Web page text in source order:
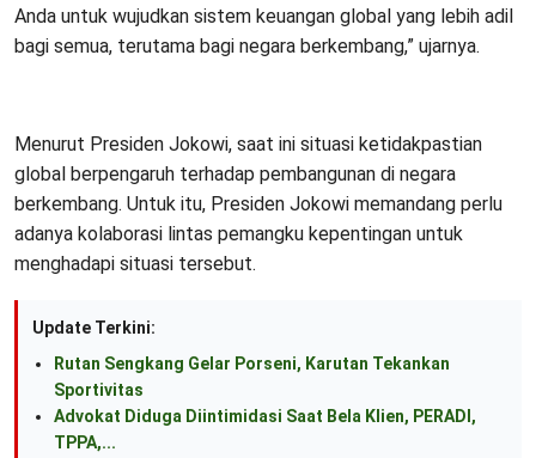
Anda untuk wujudkan sistem keuangan global yang lebih adil
bagi semua, terutama bagi negara berkembang,” ujarnya.
Menurut Presiden Jokowi, saat ini situasi ketidakpastian
global berpengaruh terhadap pembangunan di negara
berkembang. Untuk itu, Presiden Jokowi memandang perlu
adanya kolaborasi lintas pemangku kepentingan untuk
menghadapi situasi tersebut.
Update Terkini:
Rutan Sengkang Gelar Porseni, Karutan Tekankan
Sportivitas
Advokat Diduga Diintimidasi Saat Bela Klien, PERADI,
TPPA,...